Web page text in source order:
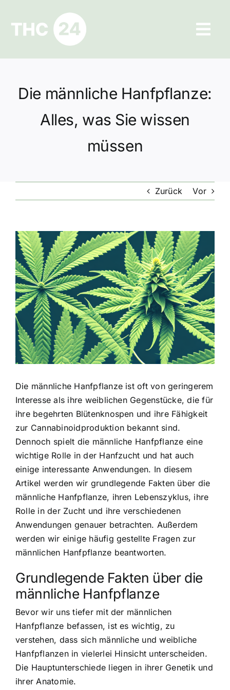
springen
Ratgeber
Hilfe und Kontakt
Datenschutz
Die männliche Hanfpflanze:
Alles, was Sie wissen
müssen
Zurück Vor
Zeige
grösseres
Bild
Die männliche Hanfpflanze ist oft von geringerem
Interesse als ihre weiblichen Gegenstücke, die für
ihre begehrten Blütenknospen und ihre Fähigkeit
zur Cannabinoidproduktion bekannt sind.
Dennoch spielt die männliche Hanfpflanze eine
wichtige Rolle in der Hanfzucht und hat auch
einige interessante Anwendungen. In diesem
Artikel werden wir grundlegende Fakten über die
männliche Hanfpflanze, ihren Lebenszyklus, ihre
Rolle in der Zucht und ihre verschiedenen
Anwendungen genauer betrachten. Außerdem
werden wir einige häufig gestellte Fragen zur
männlichen Hanfpflanze beantworten.
Grundlegende Fakten über die
männliche Hanfpflanze
Bevor wir uns tiefer mit der männlichen
Hanfpflanze befassen, ist es wichtig, zu
verstehen, dass sich männliche und weibliche
Hanfpflanzen in vielerlei Hinsicht unterscheiden.
Die Hauptunterschiede liegen in ihrer Genetik und
ihrer Anatomie.